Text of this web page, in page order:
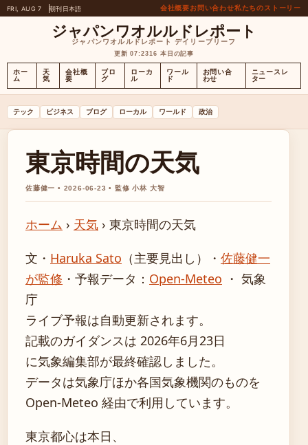
FRI, AUG 7 朝刊日本語 会社概要お問い合わせ私たちのストーリー
ジャパンワオルルドレポート
ジャパンワオルルドレポート デイリーブリーフ
更新 07:2316 本日の記事
ホー
ム
天
気
会社概
要
ブロ
グ
ローカ
ル
ワール
ド
お問い合
わせ
ニュースレ
ター
テック ビジネス ブログ ローカル ワールド 政治
東京時間の天気
佐藤健一 • 2026-06-23 • 監修 小林 大智
ホーム › 天気 › 東京時間の天気
文・ Haruka Sato （主要見出し） ・ 佐藤健一
が監修 ・ 予報データ： Open-Meteo ・ 気象
庁
ライブ予報は自動更新されます。
記載のガイダンスは 2026年6月23日
に気象編集部が最終確認しました。
データは気象庁ほか各国気象機関のものを
Open-Meteo 経由で利用しています。
東京都心は本日、